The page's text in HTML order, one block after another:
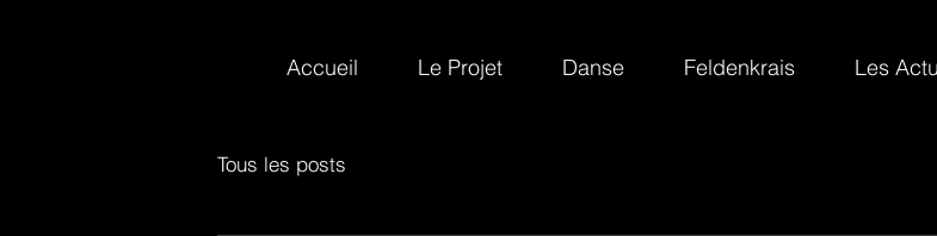
Accueil Le Projet Danse Feldenkrais Les
Tous les posts